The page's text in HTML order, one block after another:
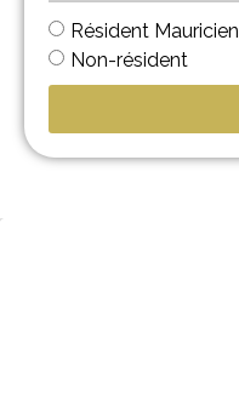
Résident Mauricien
Non-résident